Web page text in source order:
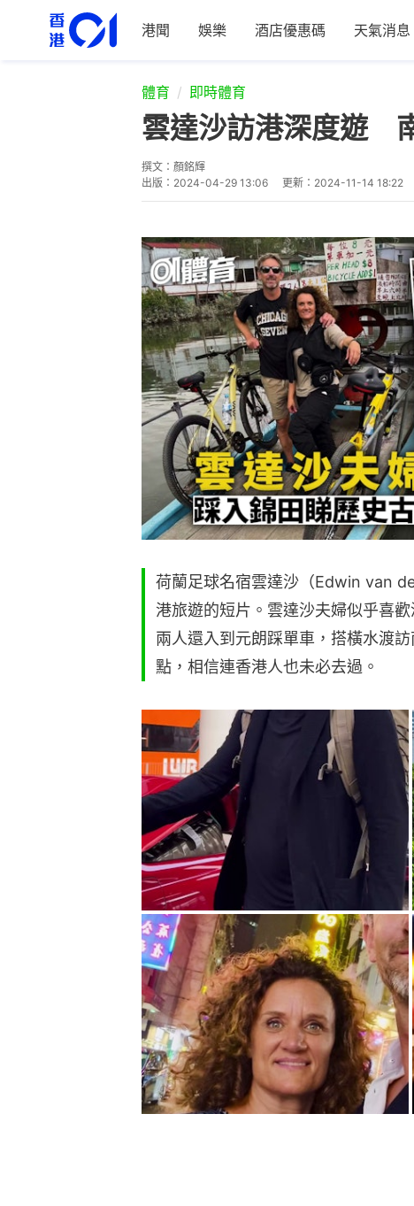
港聞 娛樂 酒店優惠碼 天氣消息
體育 即時體育
雲達沙訪港深度遊
撰文： 顏銘輝
出版： 2024-04-29 13:06 更新： 2024-11-14 18:22
荷蘭足球名宿雲達沙（Edwin van
港旅遊的短片。雲達沙夫婦似乎喜
兩人還入到元朗踩單車，搭橫水渡
點，相信連香港人也未必去過。